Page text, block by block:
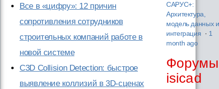
Все в «цифру»: 12 причин
сопротивления сотрудников
строительных компаний работе в
новой системе
C3D Collision Detection: быстрое
выявление коллизий в 3D-сценах
САРУС+:
Архитектура,
модель данных и
интеграция · 1
month ago
Форумы
isicad